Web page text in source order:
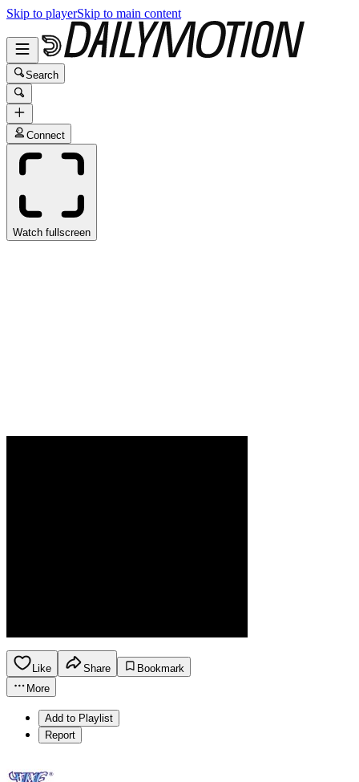
Skip to playerSkip to main content
Search
Connect
Watch fullscreen
Like Share
Bookmark
More
Add to Playlist
Report